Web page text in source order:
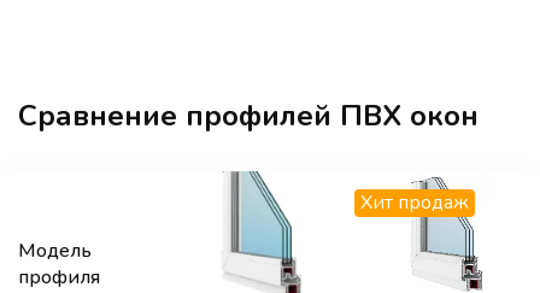
Сравнение профилей ПВХ окон
Модель
профиля
Хит продаж